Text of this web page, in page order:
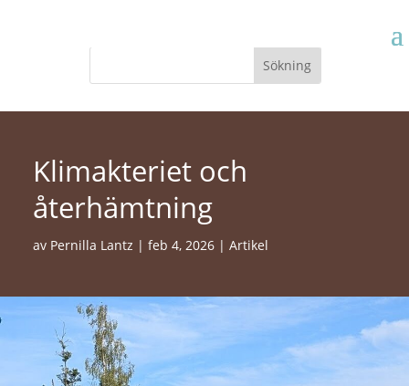
Klimakteriet och
återhämtning
av Pernilla Lantz | feb 4, 2026| Artikel